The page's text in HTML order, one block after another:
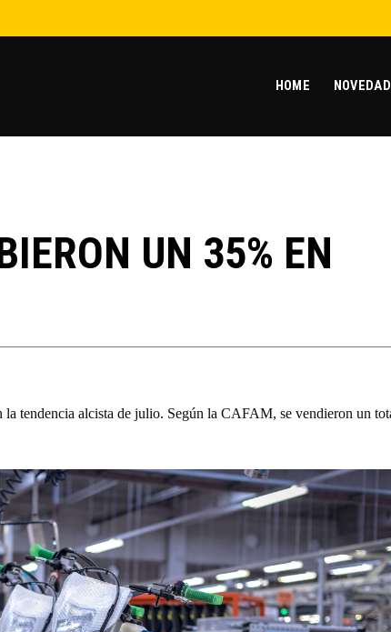
HOME
UN 35% EN
tendencia alcista de julio. Según la CAFAM, se vendieron un